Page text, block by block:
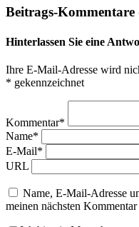
Beitrags-Kommentare
Hinterlassen Sie eine
Ihre E-Mail-Adresse wird
* gekennzeichnet
Kommentar*
Name*
E-Mail*
URL
Name, E-Mail-Adresse
meinen nächsten Kommentar